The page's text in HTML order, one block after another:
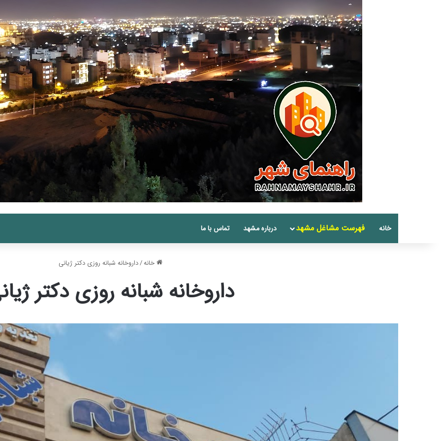
خانه فهرست مشاغل مشهد درباره مشهد تماس با ما
خانه/داروخانه شبانه روزی دکتر ژیانی
داروخانه شبانه روزی دکتر